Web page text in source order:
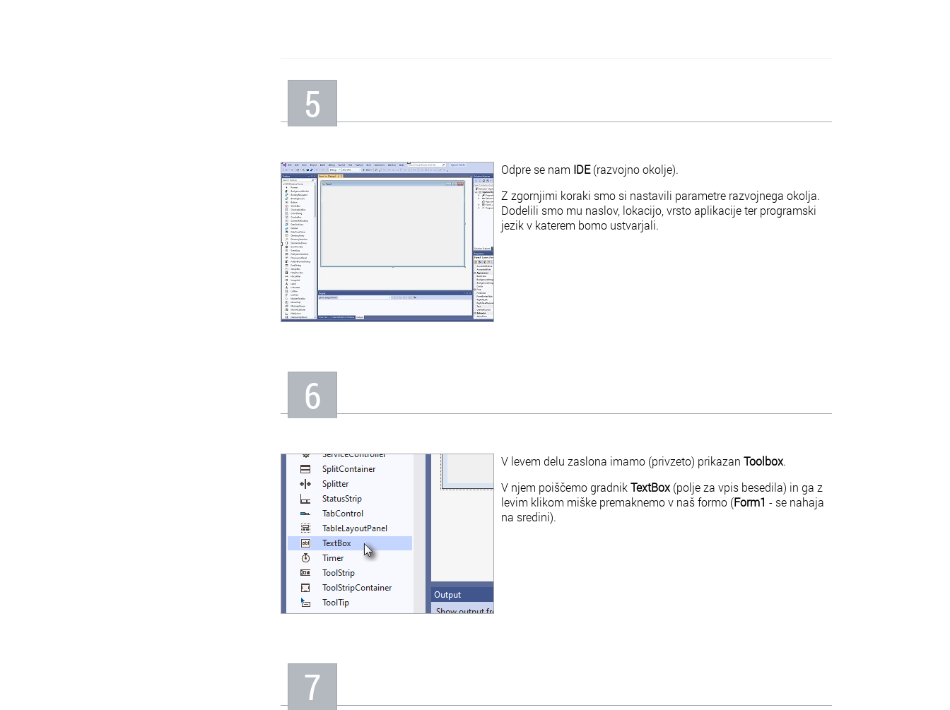
5
Odpre se nam IDE(razvojno okolje).
Z zgornjimi koraki smo si nastavili parametre razvojnega okolja.
Dodelili smo mu naslov, lokacijo, vrsto aplikacije ter programski
jezik v katerem bomo ustvarjali.
6
V levem delu zaslona imamo (privzeto) prikazan Toolbox.
V njem poiščemo gradnikTextBox (polje za vpis besedila) in ga z
levim klikom miške premaknemo v naš formo (Form1 - se nahaja
na sredini).
7